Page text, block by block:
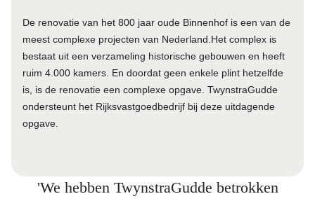
De renovatie van het 800 jaar oude Binnenhof is een van de
meest complexe projecten van Nederland.Het complex is
bestaat uit een verzameling historische gebouwen en heeft
ruim 4.000 kamers. En doordat geen enkele plint hetzelfde
is, is de renovatie een complexe opgave. TwynstraGudde
ondersteunt het Rijksvastgoedbedrijf bij deze uitdagende
opgave.
'We hebben TwynstraGudde betrokken